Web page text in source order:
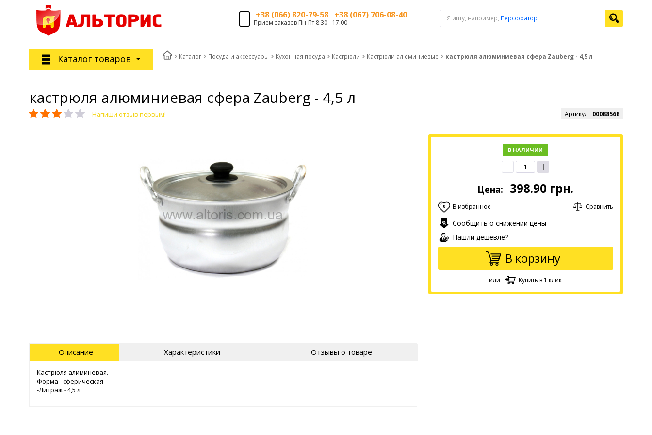
+38 (066) 820-79-58 +38 (067) 706-08-40
Прием заказов Пн-Пт 8.30 - 17.00
Я ищу, например, Перфоратор
Каталог товаров Каталог Посуда и аксессуары Кухонная посуда Кастрюли Кастрюли алюминиевые кастрюля алюминиевая сфера Zauberg - 4,5 л
кастрюля алюминиевая сфера Zauberg - 4,5 л
Напиши отзыв первым! Артикул : 00088568
В НАЛИЧИИ
Цена: 398.90 грн.
0 В избранное Сравнить
Сообщить о снижении цены
Нашли дешевле?
В корзину
или Купить в 1 клик
Описание Характеристики Отзывы о товаре
Кастрюля алиминевая.
Форма - сферическая
-Литраж - 4,5 л